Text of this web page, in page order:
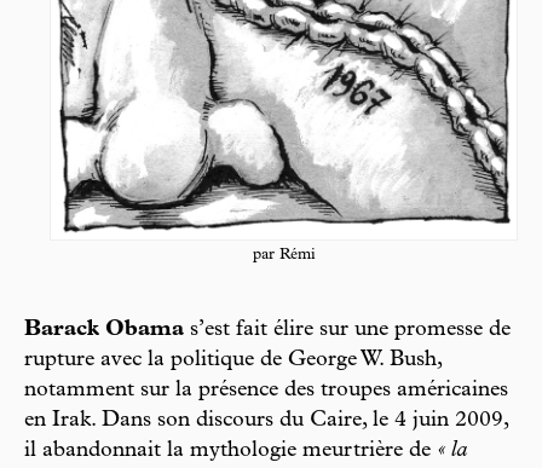
par Rémi
Barack Obama s’est fait élire sur une promesse de
rupture avec la politique de George W. Bush,
notamment sur la présence des troupes américaines
en Irak. Dans son discours du Caire, le 4 juin 2009,
il abandonnait la mythologie meurtrière de « la